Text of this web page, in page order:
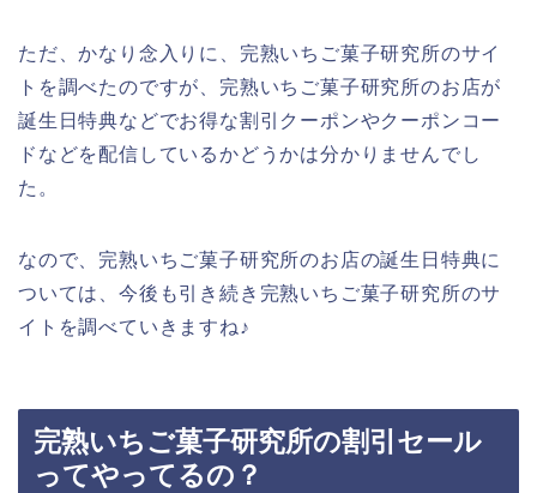
ただ、かなり念入りに、完熟いちご菓子研究所のサイ
トを調べたのですが、完熟いちご菓子研究所のお店が
誕生日特典などでお得な割引クーポンやクーポンコー
ドなどを配信しているかどうかは分かりませんでし
た。
なので、完熟いちご菓子研究所のお店の誕生日特典に
ついては、今後も引き続き完熟いちご菓子研究所のサ
イトを調べていきますね♪
完熟いちご菓子研究所の割引セール
ってやってるの？